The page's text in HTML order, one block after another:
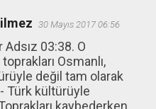
30 Mayıs 2017 06:56
Adsız 03:38. O
Osmanlı,
değil tam olarak
Türk kültürüyle
kaybederken